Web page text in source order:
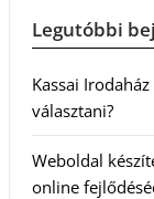
Legutóbbi
Kassai
választani?
Weboldal
online